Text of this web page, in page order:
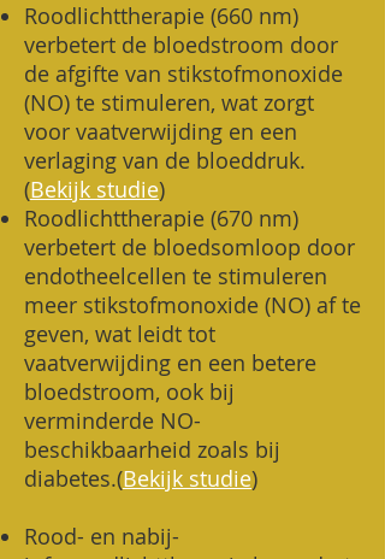
Roodlichttherapie (660 nm)
verbetert de bloedstroom door
de afgifte van stikstofmonoxide
(NO) te stimuleren, wat zorgt
voor vaatverwijding en een
verlaging van de bloeddruk.
(Bekijk studie)
Roodlichttherapie (670 nm)
verbetert de bloedsomloop door
endotheelcellen te stimuleren
meer stikstofmonoxide (NO) af te
geven, wat leidt tot
vaatverwijding en een betere
bloedstroom, ook bij
verminderde NO-
beschikbaarheid zoals bij
diabetes.(Bekijk studie)
Rood- en nabij-